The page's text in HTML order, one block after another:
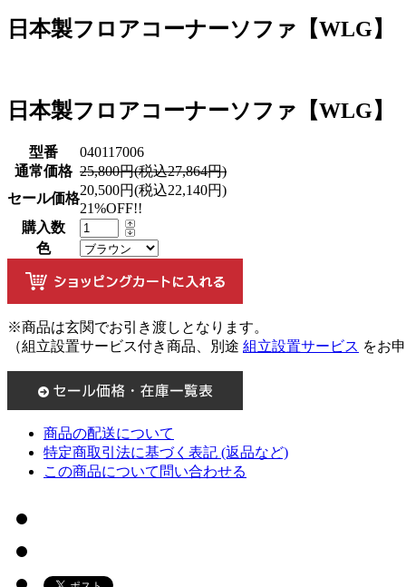
日本製フロアコーナーソファ【WLG】
日本製フロアコーナーソファ【WLG】
型番
040117006
通常価格 25,800円(税込27,864円)
セール価格
20,500円(税込22,140円)
21%OFF!!
購入数
色
※商品は玄関でお引き渡しとなります。
（組立設置サービス付き商品、別途 組立設置サービス をお
商品の配送について
特定商取引法に基づく表記 (返品など)
この商品について問い合わせる